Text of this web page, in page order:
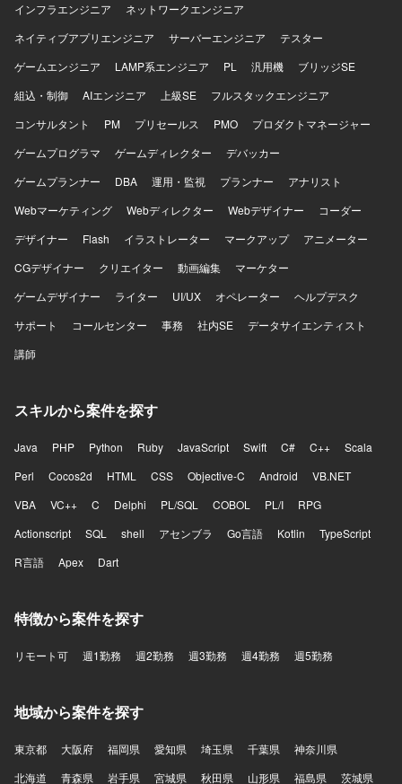
インフラエンジニア
ネットワークエンジニア
ネイティブアプリエンジニア
サーバーエンジニア
テスター
ゲームエンジニア
LAMP系エンジニア PL 汎用機
ブリッジSE
組込・制御
AIエンジニア 上級SE
フルスタックエンジニア
コンサルタント
PM プリセールス PMO
プロダクトマネージャー
ゲームプログラマ
ゲームディレクター
デバッカー
ゲームプランナー
DBA 運用・監視 プランナー
アナリスト
Webマーケティング
Webディレクター Webデザイナー
コーダー
デザイナー
Flash イラストレーター マークアップ
アニメーター
CGデザイナー
クリエイター 動画編集
マーケター
ゲームデザイナー
ライター UI/UX オペレーター
ヘルプデスク
サポート
コールセンター 事務 社内SE
データサイエンティスト
講師
スキルから案件を探す
Java PHP Python Ruby JavaScript Swift C# C++
Scala
Perl
Cocos2d HTML CSS Objective-C Android
VB.NET
VBA
VC++ C Delphi PL/SQL COBOL PL/I
RPG
Actionscript
SQL shell アセンブラ Go言語 Kotlin
TypeScript
R言語
Apex Dart
特徴から案件を探す
リモート可 週1勤務 週2勤務 週3勤務 週4勤務 週5勤務
地域から案件を探す
東京都 大阪府 福岡県 愛知県 埼玉県 千葉県
神奈川県
北海道
青森県 岩手県 宮城県 秋田県 山形県 福島県 茨城県